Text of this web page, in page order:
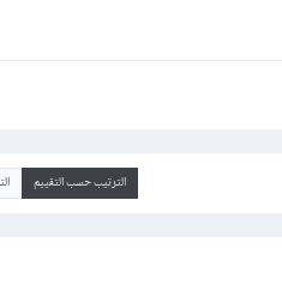
الترتيب حسب التقييم